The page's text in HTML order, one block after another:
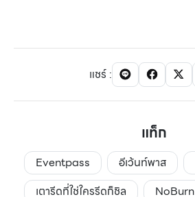
แชร์:
แท็ก
Eventpass อีเว้นท์พาส
เตารีดที่ใช่ใครรีดก็ชิล
NoBurn